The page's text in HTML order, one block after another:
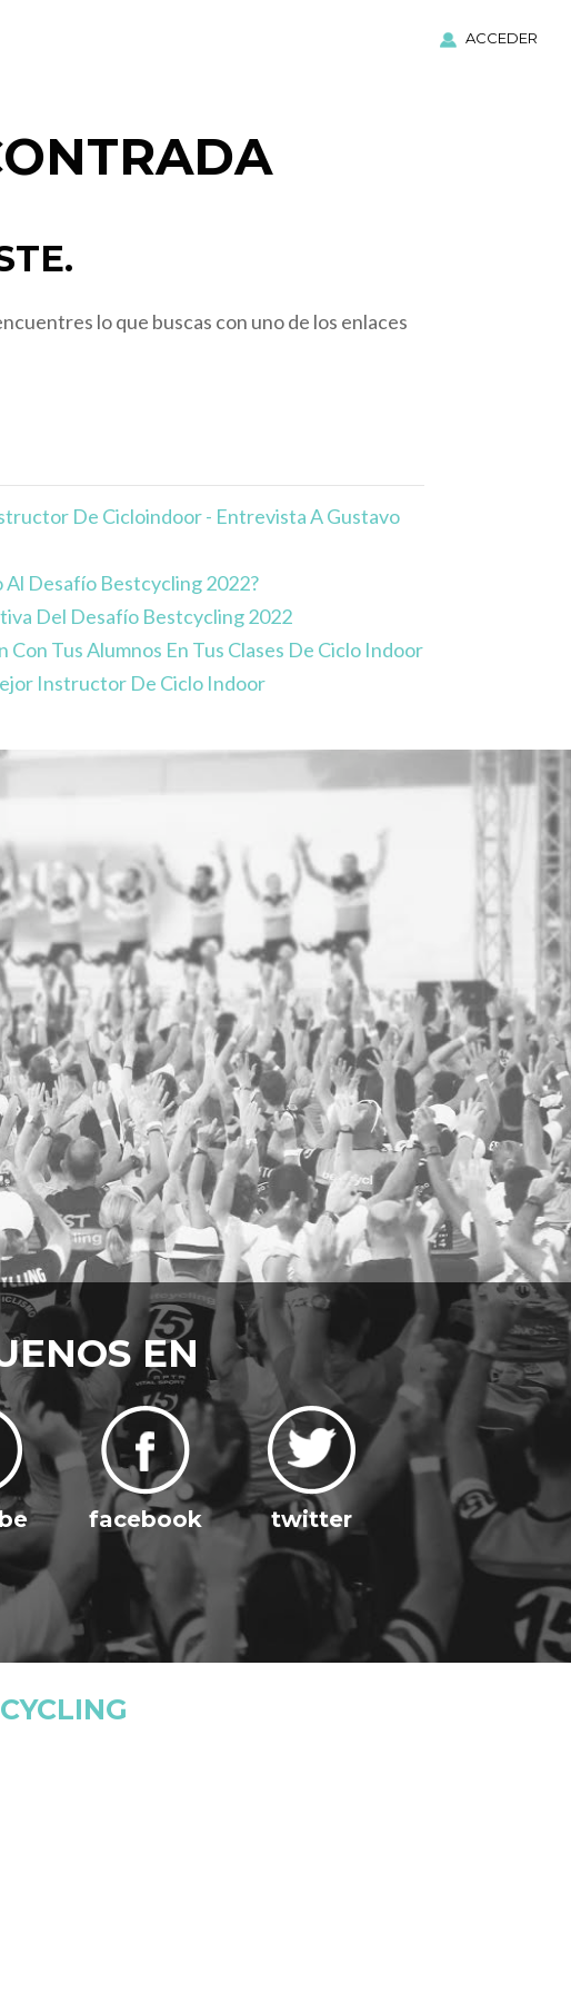
ACCEDER
lo que buscas con uno de los enlaces
De Cicloindoor - Entrevista A Gustavo
Al Desafío Bestcycling 2022?
Del Desafío Bestcycling 2022
Con Tus Alumnos En Tus Clases De Ciclo Indoor
Instructor De Ciclo Indoor
EN
facebook twitter